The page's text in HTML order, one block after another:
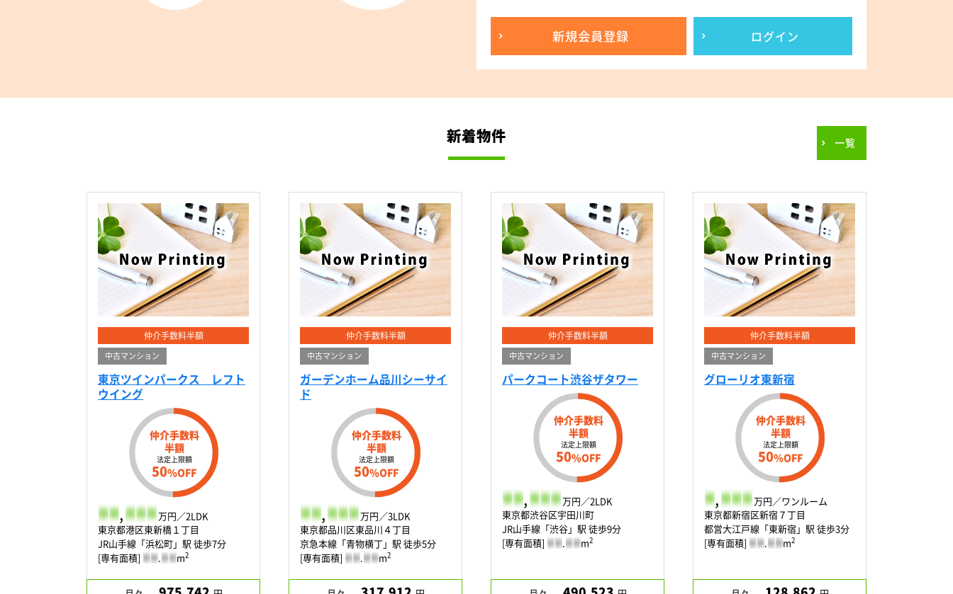
新規会員登録 ログイン
新着物件 一覧
仲介手数料半額
中古マンション
東京ツインパークス レフト
ウイング
仲介手数料
半額
法定上限額
50%OFF
- - ,- - - 万円／2LDK
東京都港区東新橋１丁目
JR山手線「浜松町」駅 徒歩7分
[専有面積] - - .- - m2
仲介手数料半額
中古マンション
ガーデンホーム品川シーサイ
ド
仲介手数料
半額
法定上限額
50%OFF
- - ,- - - 万円／3LDK
東京都品川区東品川４丁目
京急本線「青物横丁」駅 徒歩5分
[専有面積] - - .- - m2
仲介手数料半額
中古マンション
パークコート渋谷ザタワー
仲介手数料
半額
法定上限額
50%OFF
- - ,- - - 万円／2LDK
東京都渋谷区宇田川町
JR山手線「渋谷」駅 徒歩9分
[専有面積] - - .- - m2
仲介手数料半額
中古マンション
グローリオ東新宿
仲介手数料
半額
法定上限額
50%OFF
- ,- - - 万円／ワンルーム
東京都新宿区新宿７丁目
都営大江戸線「東新宿」駅 徒歩3分
[専有面積] - - .- - m2